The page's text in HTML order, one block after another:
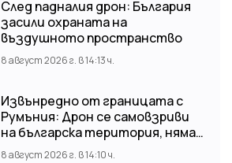
След падналия дрон: България
засили охраната на
въздушното пространство
8 август 2026 г. в 14:13 ч.
Извънредно от границата с
Румъния: Дрон се самовзриви
на българска територия, няма
щети
8 август 2026 г. в 14:10 ч.